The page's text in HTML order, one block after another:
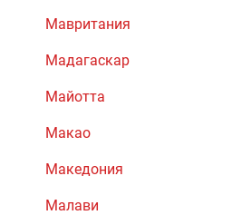
Мавритания
Мадагаскар
Майотта
Макао
Македония
Малави